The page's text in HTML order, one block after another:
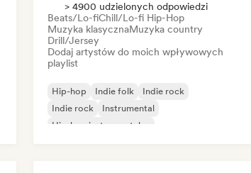
> 4900 udzielonych odpowiedzi
Beats/Lo-fiChill/Lo-fi Hip-Hop
Muzyka klasycznaMuzyka country
Drill/Jersey
Dodaj artystów do moich wpływowych
playlist
Hip-hop Indie folk
Indie rock
Indie rock
Instrumental
Hip-hop instrumentalny